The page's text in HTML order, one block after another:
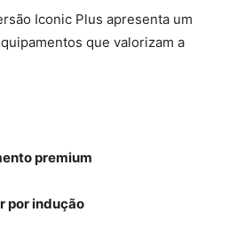
Iconic Plus apresenta um
que valorizam a
premium
por indução